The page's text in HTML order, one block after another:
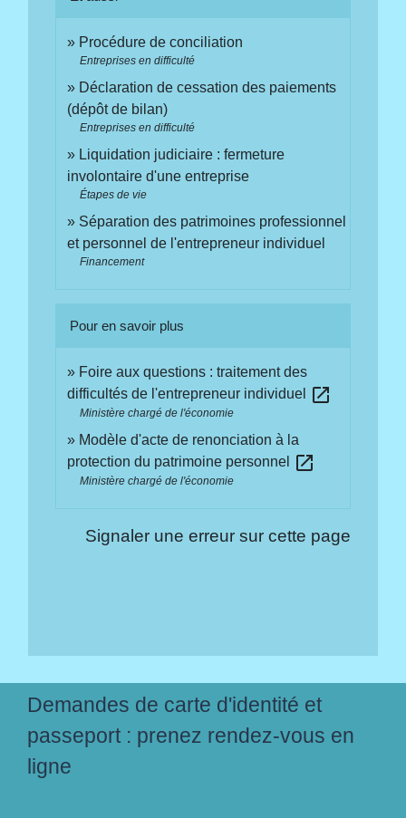
Procédure de conciliation
Entreprises en difficulté
Déclaration de cessation des paiements
(dépôt de bilan)
Entreprises en difficulté
Liquidation judiciaire : fermeture
involontaire d'une entreprise
Étapes de vie
Séparation des patrimoines professionnel
et personnel de l'entrepreneur individuel
Financement
Pour en savoir plus
Foire aux questions : traitement des
difficultés de l'entrepreneur individuel
open_in_new
Ministère chargé de l'économie
Modèle d'acte de renonciation à la
protection du patrimoine personnel
open_in_new
Ministère chargé de l'économie
Signaler une erreur sur cette page
Demandes de carte d'identité et
passeport : prenez rendez-vous en
ligne